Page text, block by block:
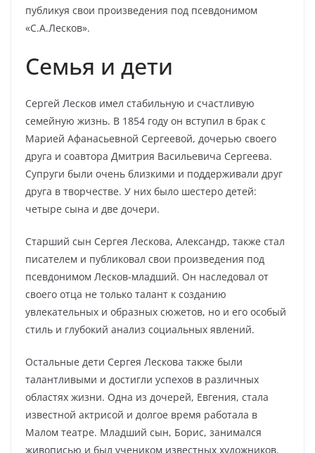
публикуя свои произведения под псевдонимом
«С.А.Лесков».
Семья и дети
Сергей Лесков имел стабильную и счастливую
семейную жизнь. В 1854 году он вступил в брак с
Марией Афанасьевной Сергеевой, дочерью своего
друга и соавтора Дмитрия Васильевича Сергеева.
Супруги были очень близкими и поддерживали друг
друга в творчестве. У них было шестеро детей:
четыре сына и две дочери.
Старший сын Сергея Лескова, Александр, также стал
писателем и публиковал свои произведения под
псевдонимом Лесков-младший. Он наследовал от
своего отца не только талант к созданию
увлекательных и образных сюжетов, но и его особый
стиль и глубокий анализ социальных явлений.
Остальные дети Сергея Лескова также были
талантливыми и достигли успехов в различных
областях жизни. Одна из дочерей, Евгения, стала
известной актрисой и долгое время работала в
Малом театре. Младший сын, Борис, занимался
живописью и был учеником известных художников.